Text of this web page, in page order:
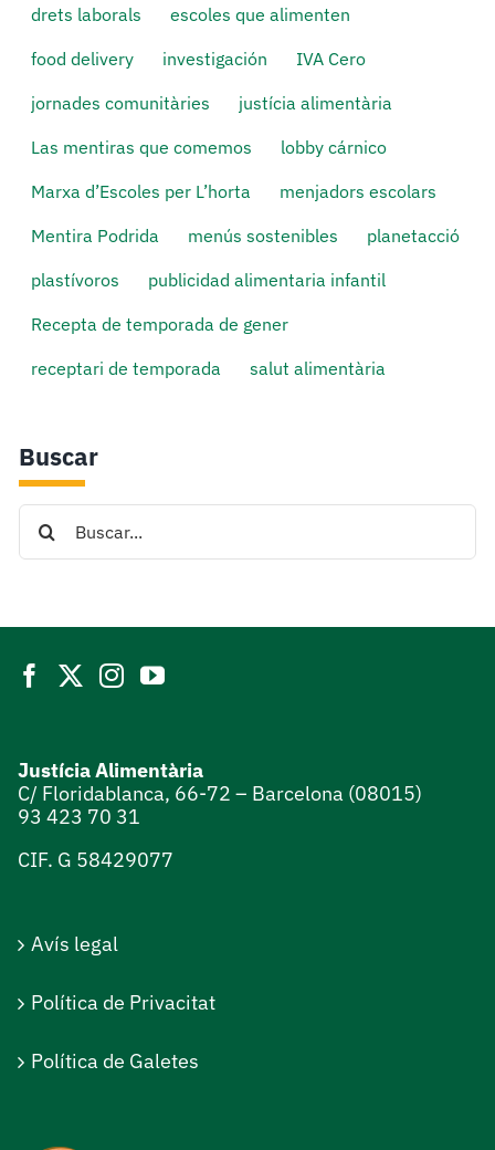
drets laborals
escoles que alimenten
food delivery
investigación
IVA Cero
jornades comunitàries
justícia alimentària
Las mentiras que comemos
lobby cárnico
Marxa d’Escoles per L’horta
menjadors escolars
Mentira Podrida
menús sostenibles
planetacció
plastívoros
publicidad alimentaria infantil
Recepta de temporada de gener
receptari de temporada
salut alimentària
Buscar
Search
for:
Justícia Alimentària
C/ Floridablanca, 66-72 – Barcelona (08015)
93 423 70 31
CIF. G 58429077
Avís legal
Política de Privacitat
Política de Galetes